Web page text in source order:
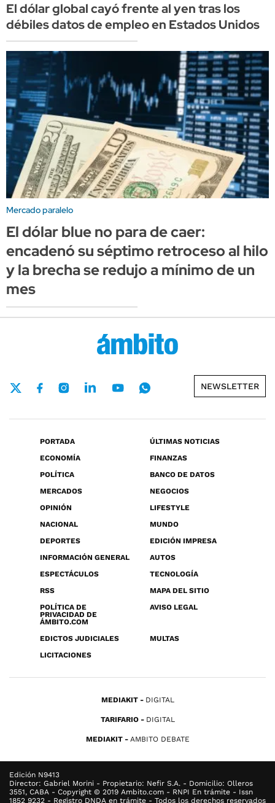
El dólar global cayó frente al yen tras los
débiles datos de empleo en Estados Unidos
Mercado paralelo
El dólar blue no para de caer:
encadenó su séptimo retroceso al hilo
y la brecha se redujo a mínimo de un
mes
NEWSLETTER
PORTADA
ÚLTIMAS NOTICIAS
ECONOMÍA
FINANZAS
POLÍTICA
BANCO DE DATOS
MERCADOS
NEGOCIOS
OPINIÓN
LIFESTYLE
NACIONAL
MUNDO
DEPORTES
EDICIÓN IMPRESA
INFORMACIÓN GENERAL
AUTOS
ESPECTÁCULOS
TECNOLOGÍA
RSS
MAPA DEL SITIO
POLÍTICA DE
PRIVACIDAD DE
ÁMBITO.COM
AVISO LEGAL
EDICTOS JUDICIALES
MULTAS
LICITACIONES
MEDIAKIT DIGITAL
TARIFARIO DIGITAL
MEDIAKIT AMBITO DEBATE
Edición N9413
Director: Gabriel Morini - Propietario: Nefir S.A. - Domicilio: Olleros
3551, CABA - Copyright © 2019 Ambito.com - RNPI En trámite - Issn
1852 9232 - Registro DNDA en trámite - Todos los derechos reservados